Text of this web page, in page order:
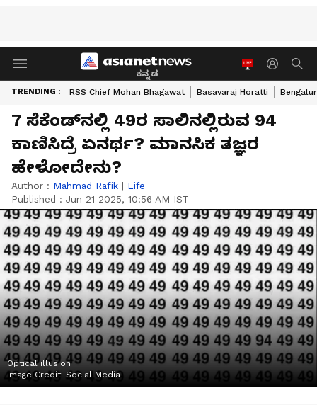
ಕನ್ನಡ
TRENDING : RSS Chief Mohan Bhagawat Basavaraj Horatti
7 ಸೆಕೆಂಡ್‌ನಲ್ಲಿ 49ರ ಸಾಲಿನಲ್ಲಿರುವ 94
ಕಾಣಿಸಿದ್ರೆ ಏನರ್ಥ? ಮಾನಸಿಕ ತಜ್ಞರ
ಹೇಳೋದೇನು?
Author : Mahmad Rafik | Life
Published : Jun 21 2025, 10:56 AM IST
Optical illusion
Image Credit: Social Media